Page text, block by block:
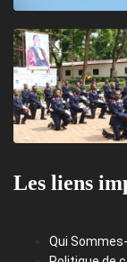
Les liens
Qui